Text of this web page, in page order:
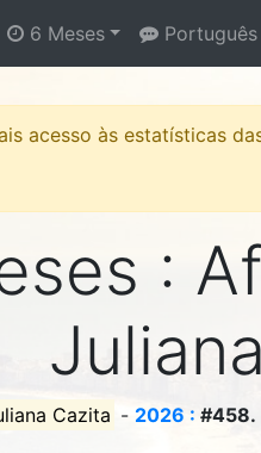
6 Meses Português
acesso às estatísticas
:
Cazita - 2026 : #458.